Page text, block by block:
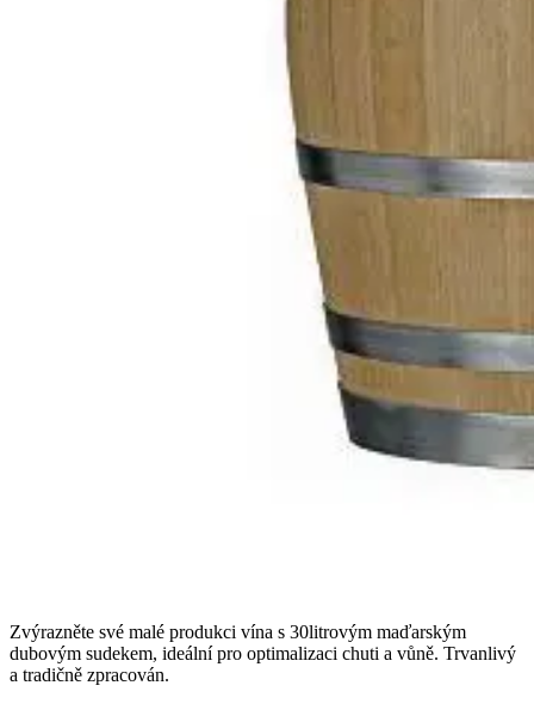
Zvýrazněte své malé produkci vína s 30litrovým maďarským
dubovým sudekem, ideální pro optimalizaci chuti a vůně. Trvanlivý
a tradičně zpracován.